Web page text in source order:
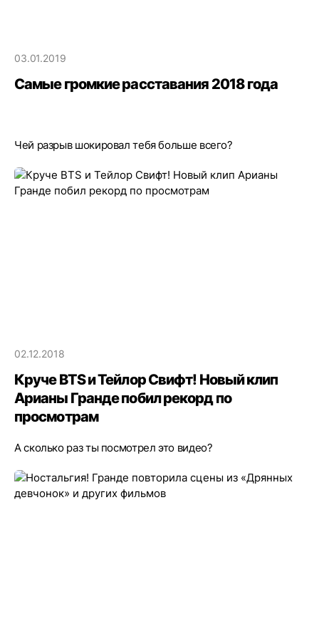
03.01.2019
Самые громкие расставания 2018 года
Чей разрыв шокировал тебя больше всего?
02.12.2018
Круче BTS и Тейлор Свифт! Новый клип
Арианы Гранде побил рекорд по
просмотрам
А сколько раз ты посмотрел это видео?